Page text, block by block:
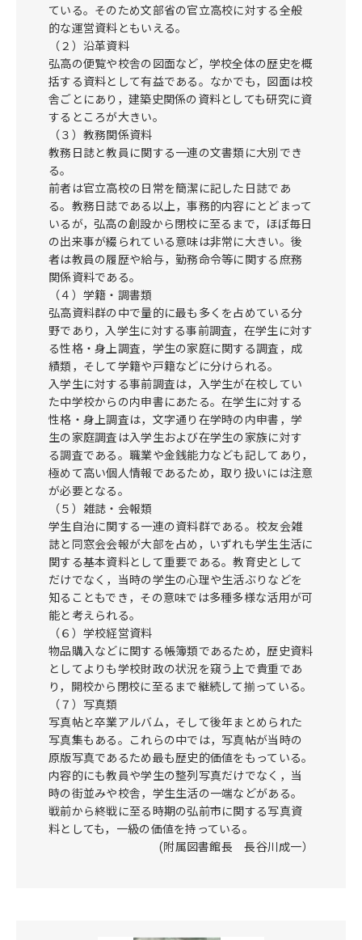
ている。そのため文部省の官立高校に対する全般
的な運営資料ともいえる。
（２）沿革資料
弘高の便覧や校舎の図面など，学校全体の歴史を概
括する資料として有益である。なかでも，図面は校
舎ごとにあり，建築史関係の資料としても研究に資
するところが大きい。
（３）教務関係資料
教務日誌と教員に関する一連の文書類に大別でき
る。
前者は官立高校の日常を簡潔に記した日誌であ
る。教務日誌である以上，事務的内容にとどまって
いるが，弘高の創設から閉校に至るまで，ほぼ毎日
の出来事が綴られている意味は非常に大きい。後
者は教員の履歴や給与，勤務命令等に関する庶務
関係資料である。
（４）学籍・調書類
弘高資料群の中で量的に最も多くを占めている分
野であり，入学生に対する事前調査，在学生に対す
る性格・身上調査，学生の家庭に関する調査，成
績類，そして学籍や戸籍などに分けられる。
入学生に対する事前調査は，入学生が在校してい
た中学校からの内申書にあたる。在学生に対する
性格・身上調査は，文字通り在学時の内申書，学
生の家庭調査は入学生および在学生の家族に対す
る調査である。職業や金銭能力なども記してあり，
極めて高い個人情報であるため，取り扱いには注意
が必要となる。
（５）雑誌・会報類
学生自治に関する一連の資料群である。校友会雑
誌と同窓会会報が大部を占め，いずれも学生生活に
関する基本資料として重要である。教育史として
だけでなく，当時の学生の心理や生活ぶりなどを
知ることもでき，その意味では多種多様な活用が可
能と考えられる。
（６）学校経営資料
物品購入などに関する帳簿類であるため，歴史資料
としてよりも学校財政の状況を窺う上で貴重であ
り，開校から閉校に至るまで継続して揃っている。
（７）写真類
写真帖と卒業アルバム，そして後年まとめられた
写真集もある。これらの中では，写真帖が当時の
原版写真であるため最も歴史的価値をもっている。
内容的にも教員や学生の整列写真だけでなく，当
時の街並みや校舎，学生生活の一端などがある。
戦前から終戦に至る時期の弘前市に関する写真資
料としても，一級の価値を持っている。
(附属図書館長 長谷川成一）